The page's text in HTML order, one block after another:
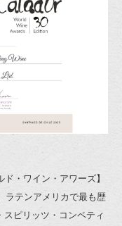
・ワイン・アワーズ】
ラテンアメリカで最も歴
ピリッツ・コンペティ